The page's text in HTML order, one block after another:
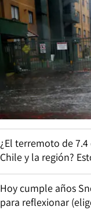
¿El terremoto de
Chile y la región?
Hoy cumple años
para reflexionar